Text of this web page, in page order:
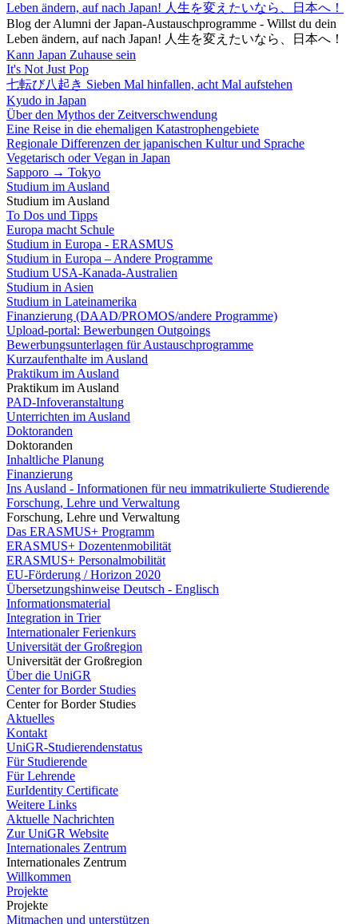
Leben ändern, auf nach Japan! 人生を変えたいなら、日本へ！
Blog der Alumni der Japan-Austauschprogramme - Willst du dein
Leben ändern, auf nach Japan! 人生を変えたいなら、日本へ！
Kann Japan Zuhause sein
It's Not Just Pop
七転び八起き Sieben Mal hinfallen, acht Mal aufstehen
Kyudo in Japan
Über den Mythos der Zeitverschwendung
Eine Reise in die ehemaligen Katastrophengebiete
Regionale Differenzen der japanischen Kultur und Sprache
Vegetarisch oder Vegan in Japan
Sapporo → Tokyo
Studium im Ausland
Studium im Ausland
To Dos und Tipps
Europa macht Schule
Studium in Europa - ERASMUS
Studium in Europa – Andere Programme
Studium USA-Kanada-Australien
Studium in Asien
Studium in Lateinamerika
Finanzierung (DAAD/PROMOS/andere Programme)
Upload-portal: Bewerbungen Outgoings
Bewerbungsunterlagen für Austauschprogramme
Kurzaufenthalte im Ausland
Praktikum im Ausland
Praktikum im Ausland
PAD-Infoveranstaltung
Unterrichten im Ausland
Doktoranden
Doktoranden
Inhaltliche Planung
Finanzierung
Ins Ausland - Informationen für neu immatrikulierte Studierende
Forschung, Lehre und Verwaltung
Forschung, Lehre und Verwaltung
Das ERASMUS+ Programm
ERASMUS+ Dozentenmobilität
ERASMUS+ Personalmobilität
EU-Förderung / Horizon 2020
Übersetzungshinweise Deutsch - Englisch
Informationsmaterial
Integration in Trier
Internationaler Ferienkurs
Universität der Großregion
Universität der Großregion
Über die UniGR
Center for Border Studies
Center for Border Studies
Aktuelles
Kontakt
UniGR-Studierendenstatus
Für Studierende
Für Lehrende
EurIdentity Certificate
Weitere Links
Aktuelle Nachrichten
Zur UniGR Website
Internationales Zentrum
Internationales Zentrum
Willkommen
Projekte
Projekte
Mitmachen und unterstützen